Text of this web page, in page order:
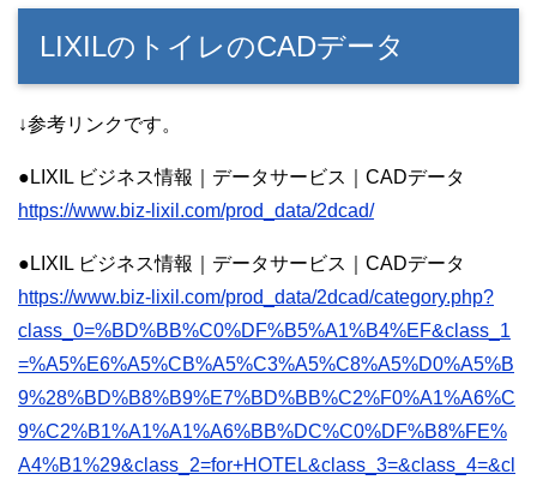
LIXILのトイレのCADデータ
↓参考リンクです。
●LIXIL ビジネス情報｜データサービス｜CADデータ
https://www.biz-lixil.com/prod_data/2dcad/
●LIXIL ビジネス情報｜データサービス｜CADデータ
https://www.biz-lixil.com/prod_data/2dcad/category.php?
class_0=%BD%BB%C0%DF%B5%A1%B4%EF&class_1
=%A5%E6%A5%CB%A5%C3%A5%C8%A5%D0%A5%B
9%28%BD%B8%B9%E7%BD%BB%C2%F0%A1%A6%C
9%C2%B1%A1%A1%A6%BB%DC%C0%DF%B8%FE%
A4%B1%29&class_2=for+HOTEL&class_3=&class_4=&cl